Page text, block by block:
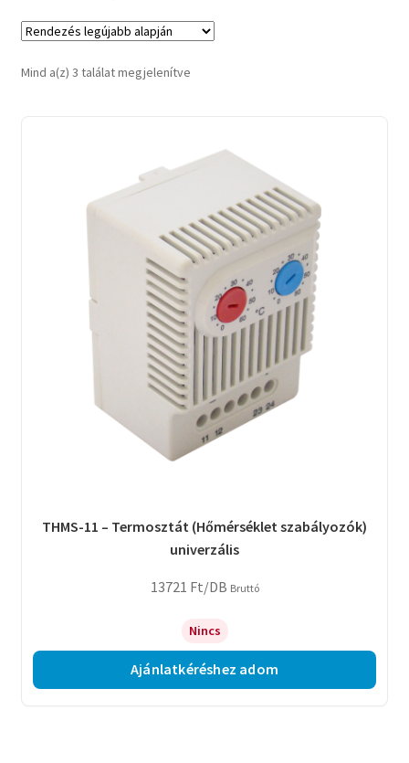
Mind a(z) 3 találat megjelenítveSorted
THMS-11 – Termosztát (Hőmérséklet szabályozók)
univerzális
13721 Ft/DB Bruttó
Nincs
Ajánlatkéréshez adom